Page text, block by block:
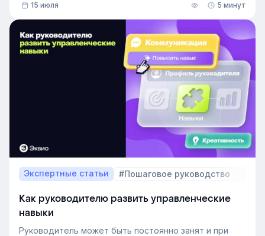
В этой статье разберём, релевантный опыт работы
— что это на практике, как оценивать его при найме
и внутренних переводах, почему не всегда стоит
искать полностью готовых специалистов и как
развивать нужные компетенции внутри компании.
15 июля 5 минут
Экспертные статьи #Пошаговое руководство
Как руководителю развить управленческие
навыки
Руководитель может быть постоянно занят и при